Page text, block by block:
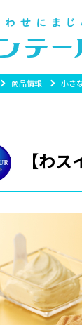
商品情報 小さ
【わ